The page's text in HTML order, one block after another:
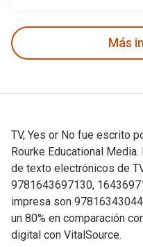
Más
TV, Yes or No fue escrito
Rourke Educational
de texto electrónicos de
9781643697130,
impresa son
un 80% en comparación
digital con VitalSource.